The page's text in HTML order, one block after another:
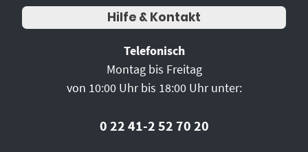
Hilfe & Kontakt
Telefonisch
Montag bis Freitag
von 10:00 Uhr bis 18:00 Uhr unter:
0 22 41-2 52 70 20